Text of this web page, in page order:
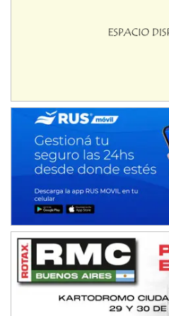
IAME SERIES ARGENTINA 6
Ciudad de Trenque Lauquen (Asfalto)
Trenque Lauquen (Buenos Aires)
ENTRERRIANO - F6 (POSTERGADA)
Parque de la Velocidad (Asfalto)
Villaguay (Entre Ríos)
VICTORIENSE - F7
El Cerro (Tierra)
PATAGONICO - F6
Moto Club Reginense (Tierra)
Gral. E. Godoy (Río Negro)